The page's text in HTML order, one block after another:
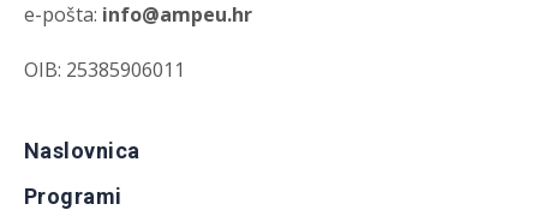
e-pošta: info@ampeu.hr
OIB: 25385906011
Naslovnica
Programi